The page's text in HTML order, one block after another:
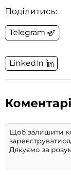
Поділитись:
Telegram
LinkedIn
Коментарі